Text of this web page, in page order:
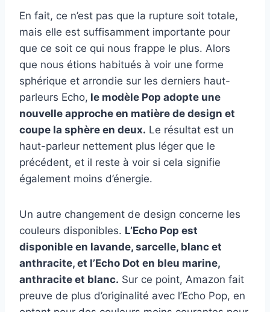
En fait, ce n’est pas que la rupture soit totale,
mais elle est suffisamment importante pour
que ce soit ce qui nous frappe le plus. Alors
que nous étions habitués à voir une forme
sphérique et arrondie sur les derniers haut-
parleurs Echo, le modèle Pop adopte une
nouvelle approche en matière de design et
coupe la sphère en deux. Le résultat est un
haut-parleur nettement plus léger que le
précédent, et il reste à voir si cela signifie
également moins d’énergie.
Un autre changement de design concerne les
couleurs disponibles. L’Echo Pop est
disponible en lavande, sarcelle, blanc et
anthracite, et l’Echo Dot en bleu marine,
anthracite et blanc. Sur ce point, Amazon fait
preuve de plus d’originalité avec l’Echo Pop, en